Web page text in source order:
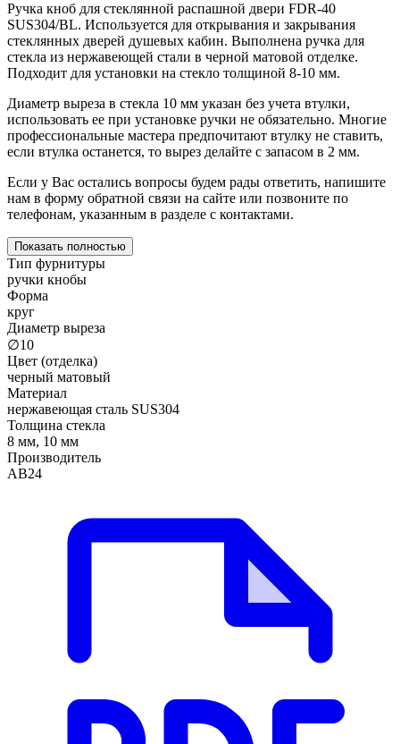
Ручка кноб для стеклянной распашной двери FDR-40
SUS304/BL. Используется для открывания и закрывания
стеклянных дверей душевых кабин. Выполнена ручка для
стекла из нержавеющей стали в черной матовой отделке.
Подходит для установки на стекло толщиной 8-10 мм.
Диаметр выреза в стекла 10 мм указан без учета втулки,
использовать ее при установке ручки не обязательно. Многие
профессиональные мастера предпочитают втулку не ставить,
если втулка останется, то вырез делайте с запасом в 2 мм.
Если у Вас остались вопросы будем рады ответить, напишите
нам в форму обратной связи на сайте или позвоните по
телефонам, указанным в разделе с контактами.
Показать полностью
Тип фурнитуры
ручки кнобы
Форма
круг
Диаметр выреза
∅10
Цвет (отделка)
черный матовый
Материал
нержавеющая сталь SUS304
Толщина стекла
8 мм, 10 мм
Производитель
АВ24